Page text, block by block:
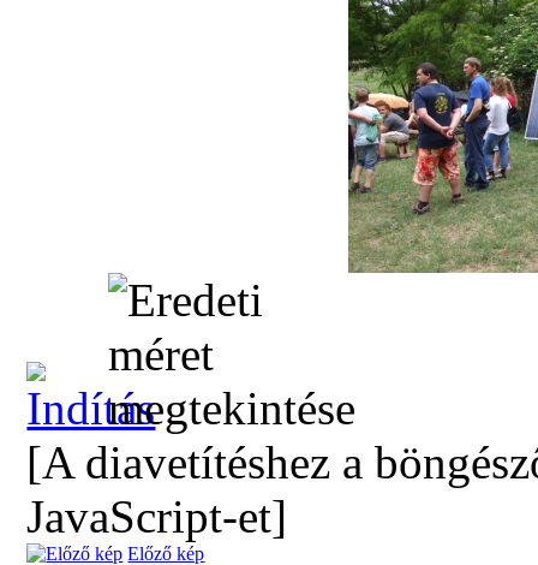
[A diavetítéshez a
JavaScript-et]
Előző kép